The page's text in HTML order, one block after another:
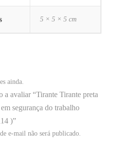
5 × 5 × 5 cm
ainda.
a avaliar “Tirante Tirante preta
segurança do trabalho
)”
e-mail não será publicado.